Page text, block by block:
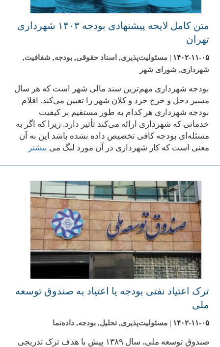
متن کامل لایحه پیشنهادی بودجه ۱۴۰۳ شهرداری
تهران
۱۴۰۲-۱۱-۰۵ |مسئولیت‌پذیری, اسناد حقوقی,بودجه, شفافیت,
شهرداری, شورای شهر
بودجه شهرداری مهم‌ترین سند مالی شهر است که هر سال
مسیر دخل و خرج خرد و کلان شهر را تعیین می‌کند. اقلام
بودجه شهرداری هر کدام به طور مستقیم بر کیفیت
خدماتی که شهرداری ارائه می‌کند تأثیر دارد. زیرا که اگر به
مسئله‌ای بودجه کافی تخصیص داده نشده باشد این به آن
معنی است که کار شهرداری در آن مورد لنگ می‌ بیشتر
ترک اعتیاد نفتی بودجه یا اعتیاد به صندوق توسعه
ملی
۱۴۰۲-۱۱-۰۵ |مسئولیت‌پذیری,تحلیل,بودجه,داده‌نما
صندوق توسعه ملی، سال ۱۳۸۹ پیش با هدف ترک تدریجی